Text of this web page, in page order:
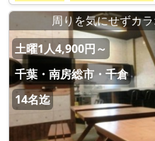
周りを気にせずカ
土曜1人4,900円～
千葉・南房総市・千倉
14名迄